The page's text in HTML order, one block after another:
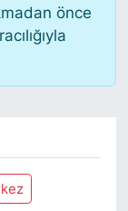
önce